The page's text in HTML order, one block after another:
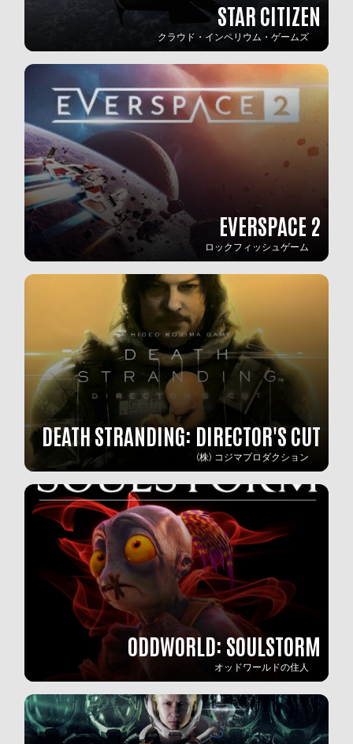
STAR CITIZEN
クラウド・インペリウム・ゲームズ
EVERSPACE 2
ロックフィッシュゲーム
DEATH STRANDING: DIRECTOR'S CUT
(株) コジマプロダクション
ODDWORLD: SOULSTORM
オッドワールドの住人